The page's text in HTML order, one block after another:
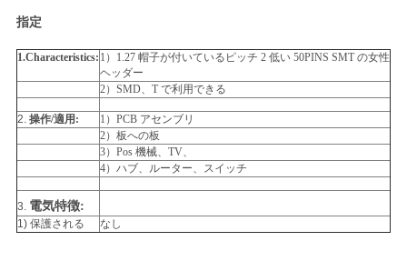
い
VR
SHOW
地
図
指定
1.Characteristics: 1）1.27 帽子が付いているピッチ 2 低い 50PINS SMT の女性
ヘッダー
2）SMD、T で利用できる
2. 操作/適用:
1）PCB アセンブリ
2）板への板
3）Pos 機械、TV、
4）ハブ、ルーター、スイッチ
3. 電気特徴:
1) 保護される なし